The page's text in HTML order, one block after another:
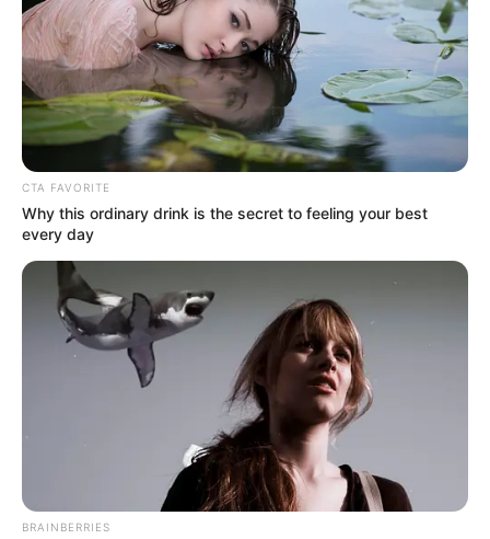
CTA FAVORITE
Why this ordinary drink is the secret to feeling your best
every day
BRAINBERRIES